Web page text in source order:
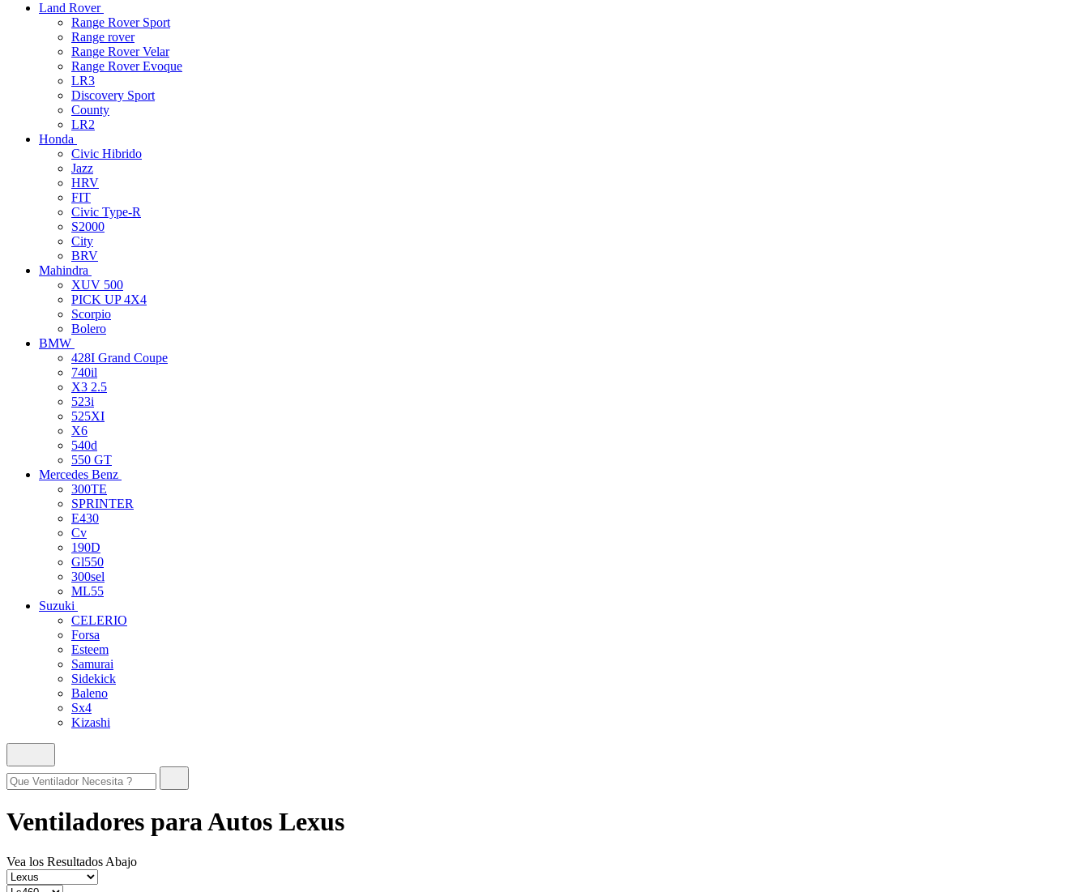
Land Rover
Range Rover Sport
Range rover
Range Rover Velar
Range Rover Evoque
LR3
Discovery Sport
County
LR2
Honda
Civic Hibrido
Jazz
HRV
FIT
Civic Type-R
S2000
City
BRV
Mahindra
XUV 500
PICK UP 4X4
Scorpio
Bolero
BMW
428I Grand Coupe
740il
X3 2.5
523i
525XI
X6
540d
550 GT
Mercedes Benz
300TE
SPRINTER
E430
Cv
190D
Gl550
300sel
ML55
Suzuki
CELERIO
Forsa
Esteem
Samurai
Sidekick
Baleno
Sx4
Kizashi
Ventiladores para Autos Lexus
Vea los Resultados Abajo